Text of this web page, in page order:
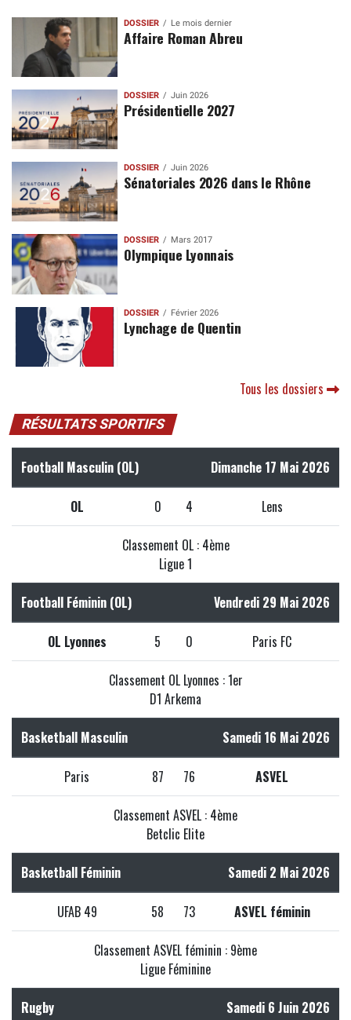
DOSSIER Le mois dernier
Affaire Roman Abreu
DOSSIER Juin 2026
Présidentielle 2027
DOSSIER Juin 2026
Sénatoriales 2026 dans le Rhône
DOSSIER Mars 2017
Olympique Lyonnais
DOSSIER Février 2026
Lynchage de Quentin
Tous les dossiers
RÉSULTATS SPORTIFS
Football Masculin (OL) Dimanche 17 Mai 2026
OL 0 4 Lens
Classement OL : 4ème
Ligue 1
Football Féminin (OL) Vendredi 29 Mai 2026
OL Lyonnes 5 0 Paris FC
Classement OL Lyonnes : 1er
D1 Arkema
Basketball Masculin Samedi 16 Mai 2026
Paris 87 76 ASVEL
Classement ASVEL : 4ème
Betclic Elite
Basketball Féminin Samedi 2 Mai 2026
UFAB 49 58 73 ASVEL féminin
Classement ASVEL féminin : 9ème
Ligue Féminine
Rugby Samedi 6 Juin 2026